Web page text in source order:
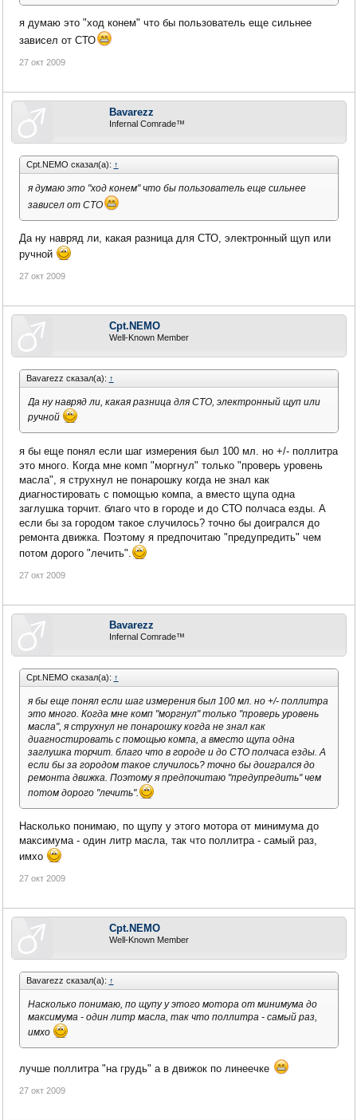
я думаю это "ход конем" что бы пользователь еще сильнее
зависел от СТО
27 окт 2009
Bavarezz
Infernal Comrade™
Cpt.NEMO сказал(а): ↑
я думаю это "ход конем" что бы пользователь еще сильнее
зависел от СТО
Да ну навряд ли, какая разница для СТО, электронный щуп или
ручной
27 окт 2009
Cpt.NEMO
Well-Known Member
Bavarezz сказал(а): ↑
Да ну навряд ли, какая разница для СТО, электронный щуп или
ручной
я бы еще понял если шаг измерения был 100 мл. но +/- поллитра
это много. Когда мне комп "моргнул" только "проверь уровень
масла", я струхнул не понарошку когда не знал как
диагностировать с помощью компа, а вместо щупа одна
заглушка торчит. благо что в городе и до СТО полчаса езды. А
если бы за городом такое случилось? точно бы доигрался до
ремонта движка. Поэтому я предпочитаю "предупредить" чем
потом дорого "лечить".
27 окт 2009
Bavarezz
Infernal Comrade™
Cpt.NEMO сказал(а): ↑
я бы еще понял если шаг измерения был 100 мл. но +/- поллитра
это много. Когда мне комп "моргнул" только "проверь уровень
масла", я струхнул не понарошку когда не знал как
диагностировать с помощью компа, а вместо щупа одна
заглушка торчит. благо что в городе и до СТО полчаса езды. А
если бы за городом такое случилось? точно бы доигрался до
ремонта движка. Поэтому я предпочитаю "предупредить" чем
потом дорого "лечить".
Насколько понимаю, по щупу у этого мотора от минимума до
максимума - один литр масла, так что поллитра - самый раз,
имхо
27 окт 2009
Cpt.NEMO
Well-Known Member
Bavarezz сказал(а): ↑
Насколько понимаю, по щупу у этого мотора от минимума до
максимума - один литр масла, так что поллитра - самый раз,
имхо
лучше поллитра "на грудь" а в движок по линеечке
27 окт 2009